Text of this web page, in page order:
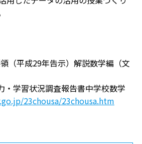
（平成29年告示）解説数学編（文
・学習状況調査報告書中学校数学
23chousa/23chousa.htm